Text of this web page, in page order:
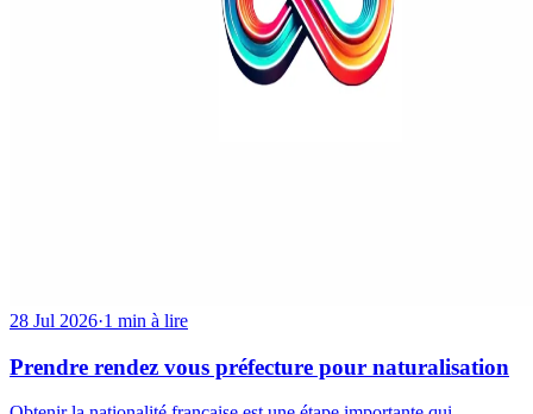
28 Jul 2026·1 min à lire
Prendre rendez vous préfecture pour naturalisation